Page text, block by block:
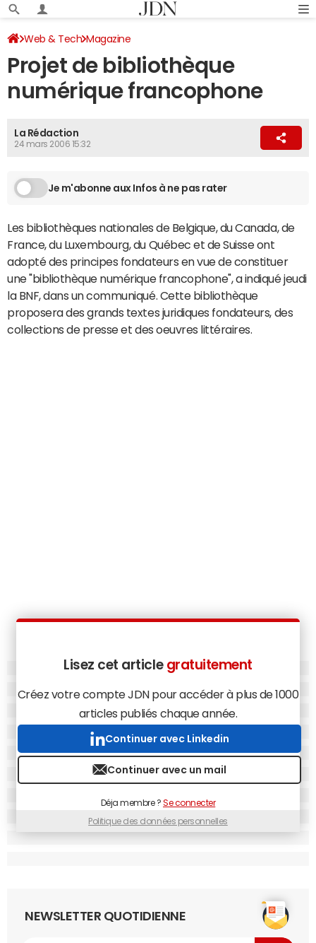
Web & Tech Magazine
Projet de bibliothèque
numérique francophone
La Rédaction
24 mars 2006 15:32
Je m'abonne aux Infos à ne pas rater
Les bibliothèques nationales de Belgique, du Canada, de
France, du Luxembourg, du Québec et de Suisse ont
adopté des principes fondateurs en vue de constituer
une "bibliothèque numérique francophone", a indiqué jeudi
la BNF, dans un communiqué. Cette bibliothèque
proposera des grands textes juridiques fondateurs, des
collections de presse et des oeuvres littéraires.
Lisez cet article gratuitement
Créez votre compte JDN pour accéder à plus de 1000
articles publiés chaque année.
Continuer avec Linkedin
Continuer avec un mail
Déja membre ?Se connecter
Politique des données personnelles
NEWSLETTER QUOTIDIENNE